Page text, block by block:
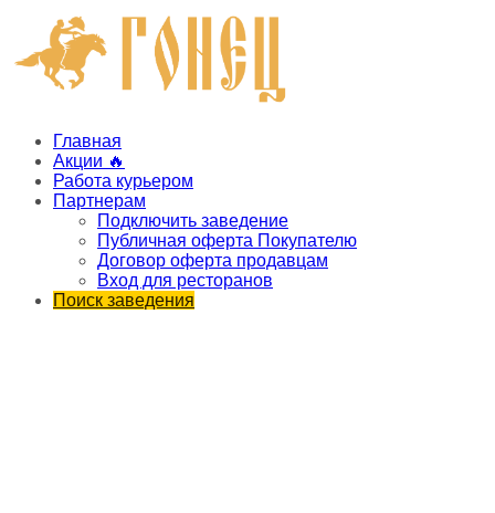
Главная
Акции 🔥
Работа курьером
Партнерам
Подключить заведение
Публичная оферта Покупателю
Договор оферта продавцам
Вход для ресторанов
Поиск заведения